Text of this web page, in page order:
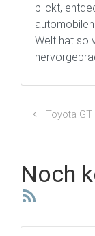
blickt,
Welt hat so
Toyota GT
Noch